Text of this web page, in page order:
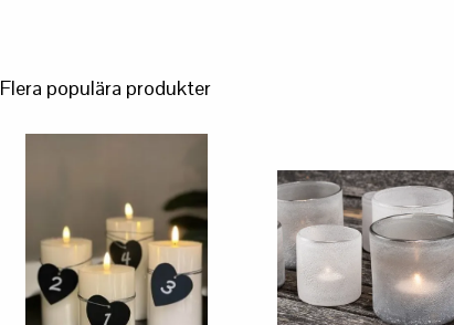
Flera populära produkter